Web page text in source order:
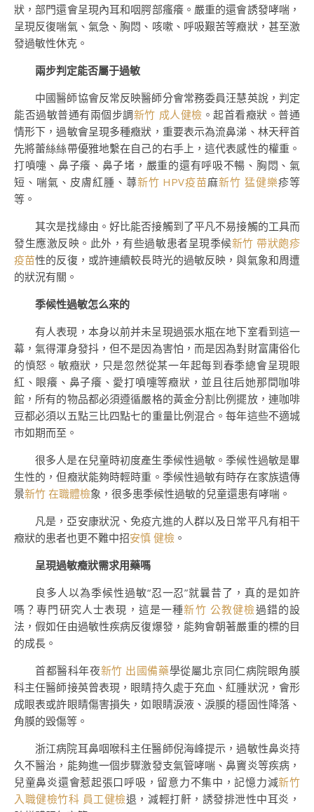
狀，部門還會呈現內耳和咽腭部瘙癢。嚴重的還會誘發哮喘，
呈現反復喘氣、氣急、胸悶、咳嗽、呼吸艱苦等癥狀，甚至激
發過敏性休克。
兩步判定能否屬于過敏
中國醫師協會反常反映醫師分會常務委員汪慧英說，判定
能否過敏普通有兩個步調新竹 成人健檢 。起首看癥狀。普通
情形下，過敏會呈現多種癥狀，重要表示為流鼻涕、林天秤首
先將蕾絲絲帶優雅地繫在自己的右手上，這代表感性的權重。
打噴嚏、鼻子癢、鼻子堵，嚴重的還有呼吸不暢、胸悶、氣
短、喘氣、皮膚紅腫、蕁新竹 HPV疫苗麻新竹 猛健樂疹等
等。
其次是找緣由。好比能否接觸到了平凡不易接觸的工具而
發生應激反映。此外，有些過敏患者呈現季候新竹 帶狀皰疹
疫苗性的反復，或許連續較長時光的過敏反映，與氣象和周遭
的狀況有關。
季候性過敏怎么來的
有人表現，本身以前并未呈現過張水瓶在地下室看到這一
幕，氣得渾身發抖，但不是因為害怕，而是因為對財富庸俗化
的憤怒。敏癥狀，只是忽然從某一年起每到春季總會呈現眼
紅、眼癢、鼻子癢、愛打噴嚏等癥狀，並且往后她那間咖啡
館，所有的物品都必須遵循嚴格的黃金分割比例擺放，連咖啡
豆都必須以五點三比四點七的重量比例混合。每年這些不適城
市如期而至。
很多人是在兒童時初度產生季候性過敏。季候性過敏是畢
生性的，但癥狀能夠時輕時重。季候性過敏有時存在家族遺傳
景新竹 在職體檢象，很多患季候性過敏的兒童還患有哮喘。
凡是，亞安康狀況、免疫亢進的人群以及日常平凡有相干
癥狀的患者也更不難中招安慎 健檢 。
呈現過敏癥狀需求用藥嗎
良多人以為季候性過敏“忍一忍”就曩昔了，真的是如許
嗎？專門研究人士表現，這是一種新竹 公教健檢過錯的設
法，假如任由過敏性疾病反復爆發，能夠會朝著嚴重的標的目
的成長。
首都醫科年夜新竹 出國備藥學從屬北京同仁病院眼角膜
科主任醫師接英曾表現，眼睛持久處于充血、紅腫狀況，會形
成眼表或許眼睛傷害損失，如眼睛淚液、淚膜的穩固性降落、
角膜的毀傷等。
浙江病院耳鼻咽喉科主任醫師倪海峰提示，過敏性鼻炎持
久不醫治，能夠進一個步驟激發支氣管哮喘、鼻竇炎等疾病，
兒童鼻炎還會惹起張口呼吸，留意力不集中，記憶力減新竹
入職健檢竹科 員工健檢退，減輕打鼾，誘發排泄性中耳炎，